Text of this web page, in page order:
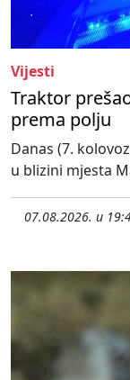
Vijesti
Traktor
prema polju
Danas (7.
u blizini mjesta
07.08.2026. u